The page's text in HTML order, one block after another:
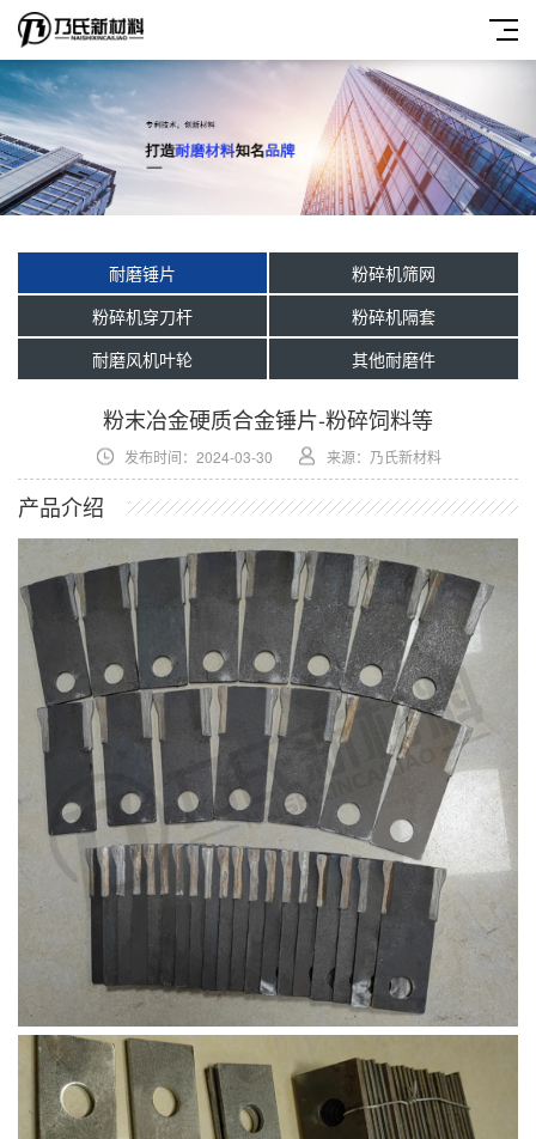
耐磨锤片
粉碎机筛网
粉碎机穿刀杆
粉碎机隔套
耐磨风机叶轮
其他耐磨件
粉末冶金硬质合金锤片-粉碎饲料等
发布时间：2024-03-30 来源：乃氏新材料
产品介绍